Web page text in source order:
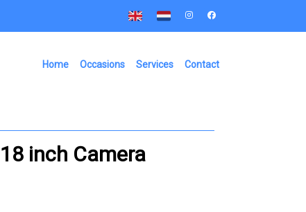
Home Occasions Services Contact
inch Camera